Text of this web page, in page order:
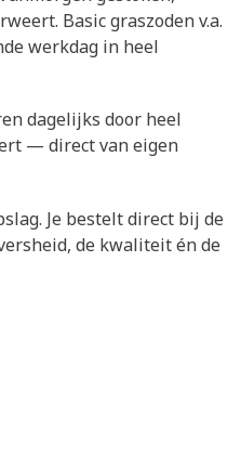
Basic graszoden v.a.
werkdag in heel
dagelijks door heel
— direct van eigen
Je bestelt direct bij de
de kwaliteit én de